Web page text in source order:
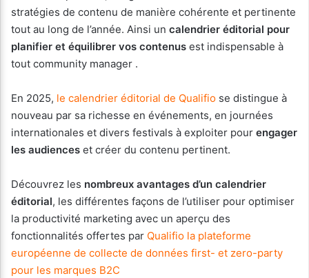
stratégies de contenu de manière cohérente et pertinente
tout au long de l’année. Ainsi un calendrier éditorial pour
planifier et équilibrer vos contenus est indispensable à
tout community manager .
En 2025, le calendrier éditorial de Qualifio se distingue à
nouveau par sa richesse en événements, en journées
internationales et divers festivals à exploiter pour engager
les audiences et créer du contenu pertinent.
Découvrez les nombreux avantages d’un calendrier
éditorial, les différentes façons de l’utiliser pour optimiser
la productivité marketing avec un aperçu des
fonctionnalités offertes par Qualifio la plateforme
européenne de collecte de données first- et zero-party
pour les marques B2C